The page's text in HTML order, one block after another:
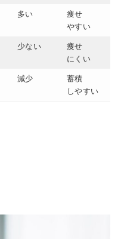
多い
痩せ
やすい
少ない
痩せ
にくい
減少
蓄積
しやすい